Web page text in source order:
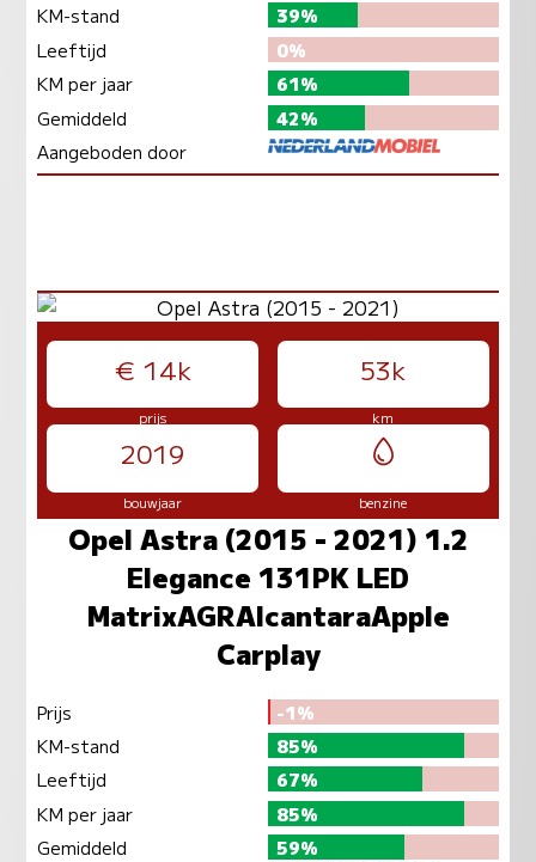
KM-stand
39%
Leeftijd
0%
KM per jaar
61%
Gemiddeld
42%
Aangeboden door
€ 14k 53k
prijs km
2019
bouwjaar benzine
Opel Astra (2015 - 2021) 1.2
Elegance 131PK LED
MatrixAGRAlcantaraApple
Carplay
Prijs
-1%
KM-stand
85%
Leeftijd
67%
KM per jaar
85%
Gemiddeld
59%